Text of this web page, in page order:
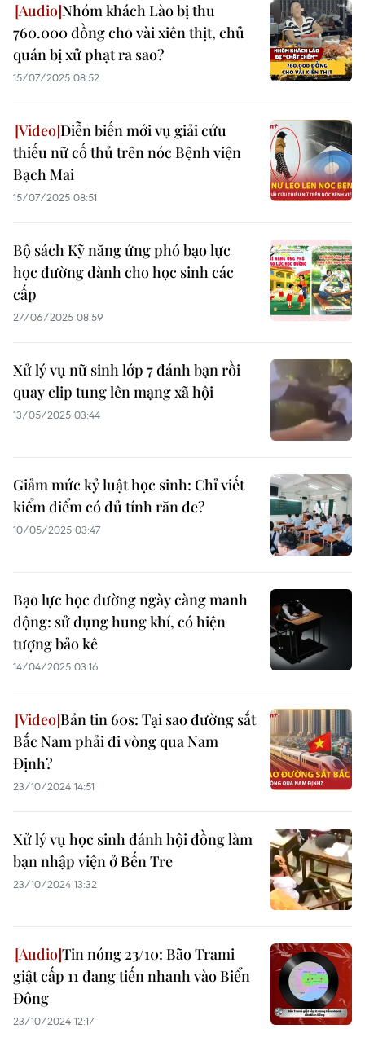
Nhóm khách Lào bị thu
760.000 đồng cho vài xiên thịt, chủ
quán bị xử phạt ra sao?
15/07/2025 08:52
Diễn biến mới vụ giải cứu
thiếu nữ cố thủ trên nóc Bệnh viện
Bạch Mai
15/07/2025 08:51
Bộ sách Kỹ năng ứng phó bạo lực
học đường dành cho học sinh các
cấp
27/06/2025 08:59
Xử lý vụ nữ sinh lớp 7 đánh bạn rồi
quay clip tung lên mạng xã hội
13/05/2025 03:44
Giảm mức kỷ luật học sinh: Chỉ viết
kiểm điểm có đủ tính răn đe?
10/05/2025 03:47
Bạo lực học đường ngày càng manh
động: sử dụng hung khí, có hiện
tượng bảo kê
14/04/2025 03:16
Bản tin 60s: Tại sao đường sắt
Bắc Nam phải đi vòng qua Nam
Định?
23/10/2024 14:51
Xử lý vụ học sinh đánh hội đồng làm
bạn nhập viện ở Bến Tre
23/10/2024 13:32
Tin nóng 23/10: Bão Trami
giật cấp 11 đang tiến nhanh vào Biển
Đông
23/10/2024 12:17